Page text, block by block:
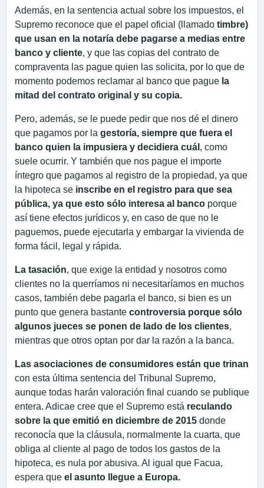
Además, en la sentencia actual sobre los impuestos, el
Supremo reconoce que el papel oficial (llamado timbre)
que usan en la notaría debe pagarse a medias entre
banco y cliente, y que las copias del contrato de
compraventa las pague quien las solicita, por lo que de
momento podemos reclamar al banco que pague la
mitad del contrato original y su copia.
Pero, además, se le puede pedir que nos dé el dinero
que pagamos por la gestoría, siempre que fuera el
banco quien la impusiera y decidiera cuál , como
suele ocurrir. Y también que nos pague el importe
íntegro que pagamos al registro de la propiedad, ya que
la hipoteca se inscribe en el registro para que sea
pública, ya que esto sólo interesa al banco porque
así tiene efectos jurídicos y, en caso de que no le
paguemos, puede ejecutarla y embargar la vivienda de
forma fácil, legal y rápida.
La tasación, que exige la entidad y nosotros como
clientes no la querríamos ni necesitaríamos en muchos
casos, también debe pagarla el banco, si bien es un
punto que genera bastante controversia porque sólo
algunos jueces se ponen de lado de los clientes,
mientras que otros optan por dar la razón a la banca.
Las asociaciones de consumidores están que trinan
con esta última sentencia del Tribunal Supremo,
aunque todas harán valoración final cuando se publique
entera. Adicae cree que el Supremo está reculando
sobre la que emitió en diciembre de 2015 donde
reconocía que la cláusula, normalmente la cuarta, que
obliga al cliente al pago de todos los gastos de la
hipoteca, es nula por abusiva. Al igual que Facua,
espera que el asunto llegue a Europa.